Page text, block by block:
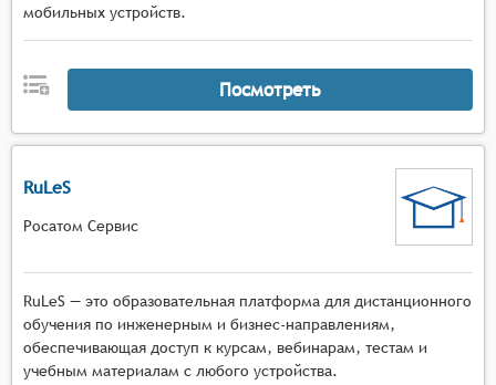
мобильных устройств.
Посмотреть
RuLeS
Росатом Сервис
RuLeS — это образовательная платформа для дистанционного
обучения по инженерным и бизнес-направлениям,
обеспечивающая доступ к курсам, вебинарам, тестам и
учебным материалам с любого устройства.